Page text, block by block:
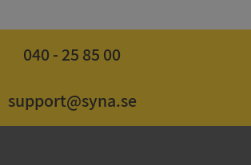
040 - 25 85 00
support@syna.se